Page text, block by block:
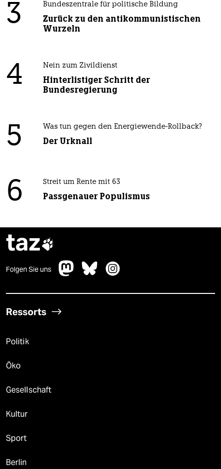
3 Bundeszentrale für politische Bildung
Zurück zu den antikommunistischen
Wurzeln
4 Nein zum Zivildienst
Hinterlistiger Schritt der
Bundesregierung
5 Was tun gegen den Energiewende-Rollback?
Der Urknall
6 Streit um Rente mit 63
Passgenauer Populismus
taz
Folgen Sie uns
Ressorts
Politik
Öko
Gesellschaft
Kultur
Sport
Berlin